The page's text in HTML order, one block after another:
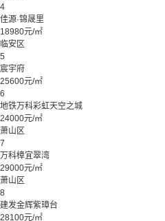
4
佳源·锦晟里
18980元/㎡
临安区
5
宸宇府
25600元/㎡
6
地铁万科彩虹天空之城
24000元/㎡
萧山区
7
万科樟宜翠湾
29000元/㎡
萧山区
8
建发金辉紫璋台
28100元/㎡